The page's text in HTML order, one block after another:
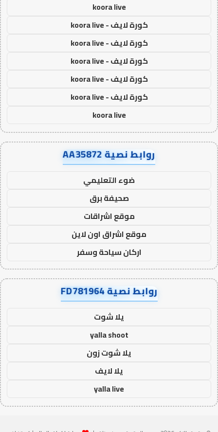
koora live
كورة لايف - koora live
كورة لايف - koora live
كورة لايف - koora live
كورة لايف - koora live
كورة لايف - koora live
koora live
روابط نصية AA35872
ضوء التعليمي
صحيفة برق
موقع اشراقات
موقع اشراق اون لاين
اركان سياحة وسفر
روابط نصية FD781964
يلا شوت
yalla shoot
يلا شوت زون
يلا لايف
yalla live